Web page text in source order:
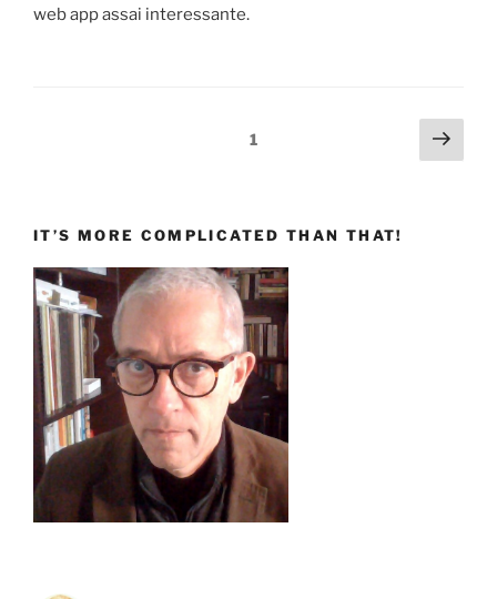
web app assai interessante.
Pagina1
IT’S MORE COMPLICATED THAN THAT!